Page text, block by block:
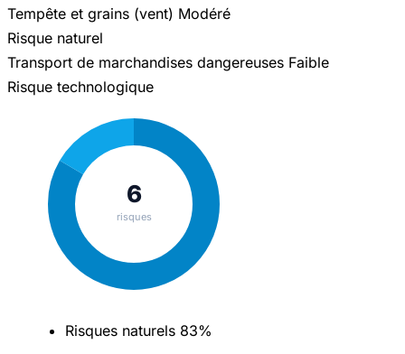
Tempête et grains (vent) Modéré
Risque naturel
Transport de marchandises dangereuses Faible
Risque technologique
6
risques
Risques naturels 83%